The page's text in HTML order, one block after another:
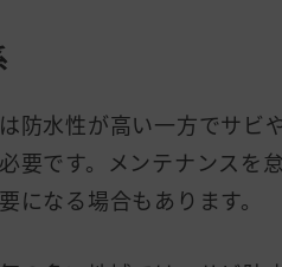
防水性が高い一方でサビ
要です。メンテナンスを
になる場合もあります。